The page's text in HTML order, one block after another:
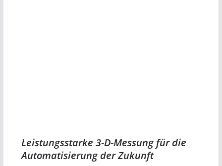
Leistungsstarke 3-D-Messung für die
Automatisierung der Zukunft